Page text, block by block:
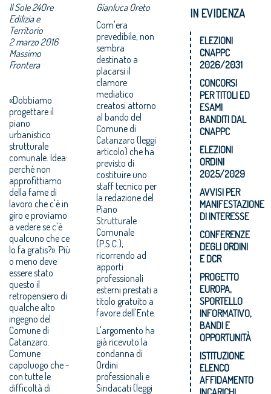
Il Sole 24Ore
Edilizia e
Territorio
2 marzo 2016
Massimo
Frontera
«Dobbiamo
progettare il
piano
urbanistico
strutturale
comunale. Idea:
perché non
approfittiamo
della fame di
lavoro che c'è in
giro e proviamo
a vedere se c'è
qualcuno che ce
lo fa gratis?». Più
o meno deve
essere stato
questo il
retropensiero di
qualche alto
ingegno del
Comune di
Catanzaro.
Comune
capoluogo che -
con tutte le
difficoltà di
Gianluca Oreto
Com'era
prevedibile, non
sembra
destinato a
placarsi il
clamore
mediatico
creatosi attorno
al bando del
Comune di
Catanzaro (leggi
articolo) che ha
previsto di
costituire uno
staff tecnico per
la redazione del
Piano
Strutturale
Comunale
(P.S.C.),
ricorrendo ad
apporti
professionali
esterni prestati a
titolo gratuito a
favore dell'Ente.
L'argomento ha
già ricevuto la
condanna di
Ordini
professionali e
Sindacati (leggi
IN EVIDENZA
ELEZIONI
CNAPPC
2026/2031
CONCORSI
PER TITOLI ED
ESAMI
BANDITI DAL
CNAPPC
ELEZIONI
ORDINI
2025/2029
AVVISI PER
MANIFESTAZIONE
DI INTERESSE
CONFERENZE
DEGLI ORDINI
E DCR
PROGETTO
EUROPA,
SPORTELLO
INFORMATIVO,
BANDI E
OPPORTUNITÀ
ISTITUZIONE
ELENCO
AFFIDAMENTO